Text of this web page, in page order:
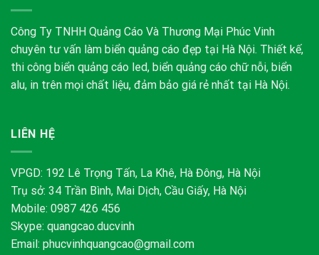
Công Ty TNHH Quảng Cáo Và Thương Mại Phúc Vinh
chuyên tư vấn làm biển quảng cáo đẹp tại Hà Nội. Thiết kế,
thi công biển quảng cáo led, biển quảng cáo chữ nỗi, biển
alu, in trên mọi chất liệu, đảm bảo giá rẻ nhất tại Hà Nội.
LIÊN HỆ
VPGD: 192 Lê Trọng Tấn, La Khê, Hà Đông, Hà Nội
Trụ sở: 34 Trần Bình, Mai Dịch, Cầu Giấy, Hà Nội
Mobile: 0987 426 456
Skype: quangcao.ducvinh
Email: phucvinhquangcao@gmail.com